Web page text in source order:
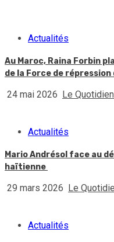
Actualités
Au Maroc, Raina Forbin
de la Force de
24 mai 2026 Le
Actualités
Mario Andrésol face au
haïtienne
29 mars 2026 Le
Actualités